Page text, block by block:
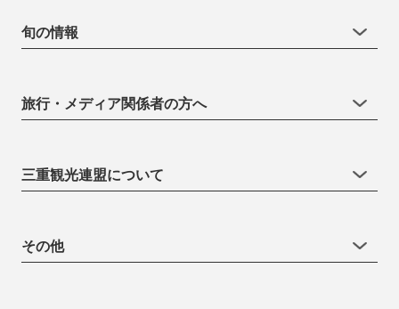
旬の情報
旅行・メディア関係者の方へ
三重観光連盟について
その他